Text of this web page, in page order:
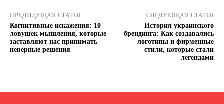
ПРЕДЫДУЩАЯ СТАТЬЯ
Когнитивные искажения: 10
ловушек мышления, которые
заставляют нас принимать
неверные решения
СЛЕДУЮЩАЯ СТАТЬЯ
История украинского
брендинга: Как создавались
логотипы и фирменные
стили, которые стали
легендами